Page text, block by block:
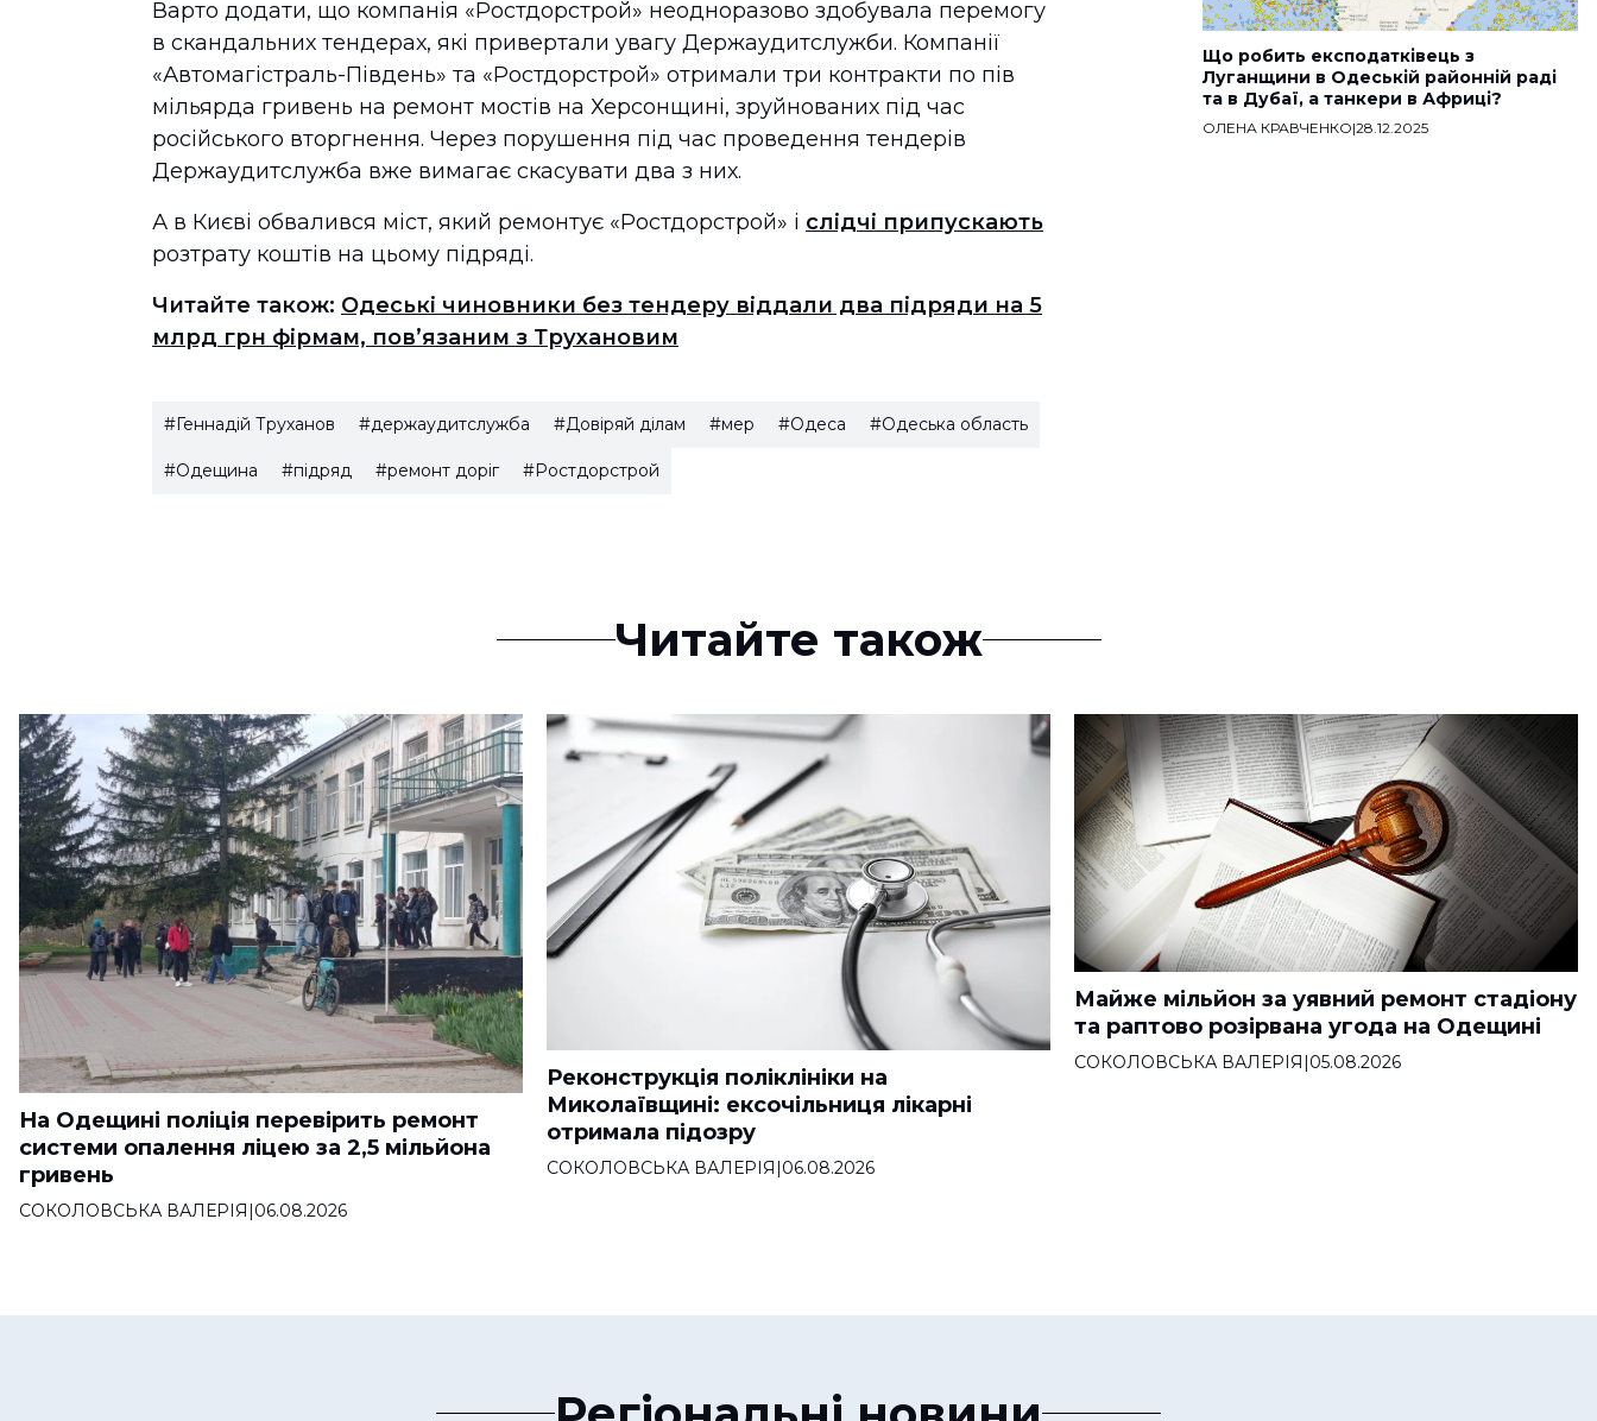
Варто додати, що компанія «Ростдорстрой» неодноразово здобувала перемогу
в скандальних тендерах, які привертали увагу Держаудитслужби. Компанії
«Автомагістраль-Південь» та «Ростдорстрой» отримали три контракти по пів
мільярда гривень на ремонт мостів на Херсонщині, зруйнованих під час
російського вторгнення. Через порушення під час проведення тендерів
Держаудитслужба вже вимагає скасувати два з них.
А в Києві обвалився міст, який ремонтує «Ростдорстрой» і слідчі припускають
розтрату коштів на цьому підряді.
Читайте також: Одеські чиновники без тендеру віддали два підряди на 5
млрд грн фірмам, пов’язаним з Трухановим
#Геннадій Труханов #держаудитслужба #Довіряй ділам #мер #Одеса #Одеська область
#Одещина #підряд #ремонт доріг #Ростдорстрой
Що робить експодатківець з
Луганщини в Одеській районній раді
та в Дубаї, а танкери в Африці?
ОЛЕНА КРАВЧЕНКО|28.12.2025
Читайте також
На Одещині поліція перевірить ремонт
системи опалення ліцею за 2,5 мільйона
гривень
СОКОЛОВСЬКА ВАЛЕРІЯ 06.08.2026
Реконструкція поліклініки на
Миколаївщині: ексочільниця лікарні
отримала підозру
СОКОЛОВСЬКА ВАЛЕРІЯ|06.08.2026
Майже мільйон за уявний ремонт стадіону
та раптово розірвана угода на Одещині
СОКОЛОВСЬКА ВАЛЕРІЯ|05.08.2026